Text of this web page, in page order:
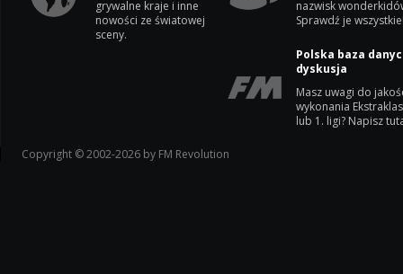
grywalne kraje i inne
nowości ze światowej
sceny.
nazwisk
Sprawdź je
Polska baza
dyskusja
Masz uwagi do
wykonania
lub 1. ligi? Napisz
Copyright © 2002-2026 by FM Revolution